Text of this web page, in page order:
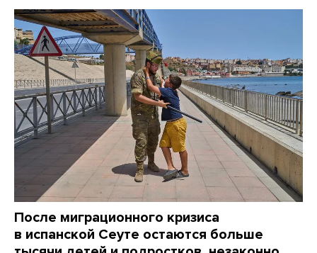
После миграционного кризиса
в испанской Сеуте остаются больше